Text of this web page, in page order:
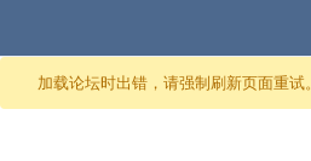
跳至内容
加载论坛时出错，请强制刷新页面重试。